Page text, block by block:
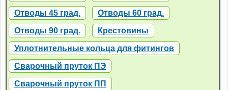
Отводы 45 град. Отводы 60 град.
Отводы 90 град. Крестовины
Уплотнительные кольца для фитингов
Сварочный пруток ПЭ
Сварочный пруток ПП